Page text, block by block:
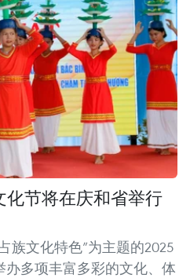
化节将在庆和省举行
族文化特色”为主题的2025
多项丰富多彩的文化、体